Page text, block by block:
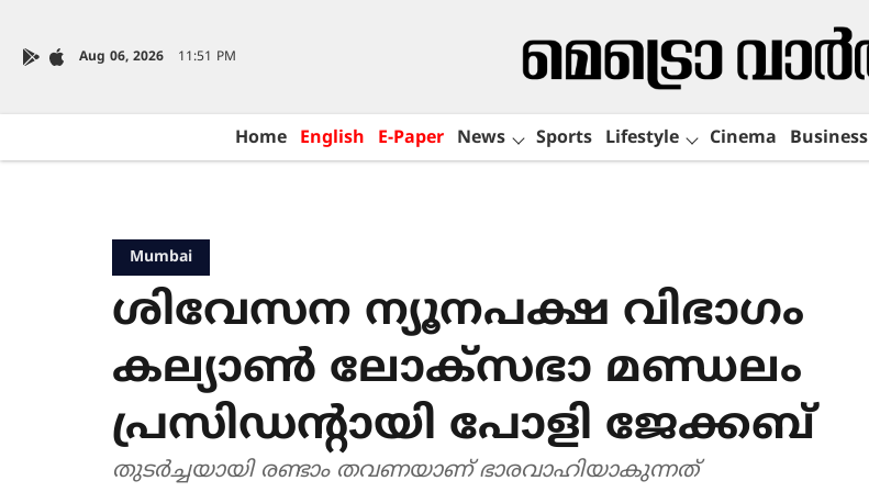
Aug 06, 2026 11:51 PM
Home English E-Paper News Sports Lifestyle Cinema Business
Mumbai
ശിവേസന ന്യൂനപക്ഷ വിഭാഗം
കല്യാണ്‍ ലോക്‌സഭാ മണ്ഡലം
പ്രസിഡന്‍റായി പോളി ജേക്കബ്
തുടര്‍ച്ചയായി രണ്ടാം തവണയാണ് ഭാരവാഹിയാകുന്നത്